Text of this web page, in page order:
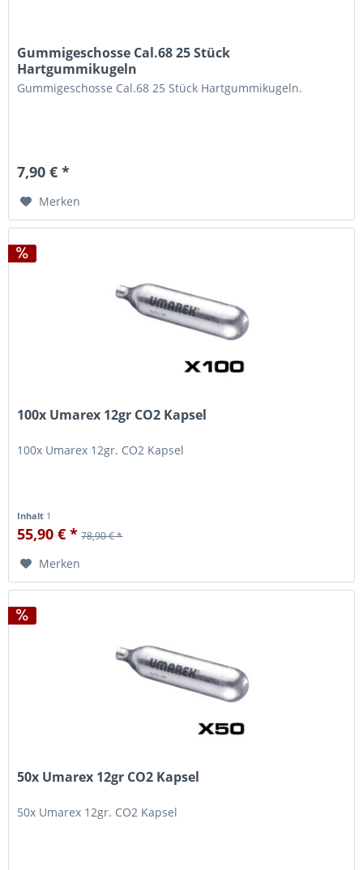
Gummigeschosse Cal.68 25 Stück
Hartgummikugeln
Gummigeschosse Cal.68 25 Stück Hartgummikugeln.
7,90 € *
Merken
100x Umarex 12gr CO2 Kapsel
100x Umarex 12gr. CO2 Kapsel
Inhalt 1
55,90 € * 78,90 € *
Merken
50x Umarex 12gr CO2 Kapsel
50x Umarex 12gr. CO2 Kapsel